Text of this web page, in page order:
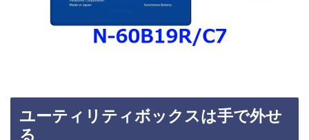
ユーティリティボックスは手で外せ
る